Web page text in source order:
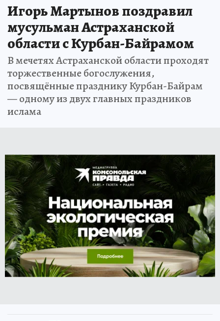
Игорь Мартынов поздравил
мусульман Астраханской
области с Курбан-Байрамом
В мечетях Астраханской области проходят
торжественные богослужения,
посвящённые празднику Курбан-Байрам
— одному из двух главных праздников
ислама